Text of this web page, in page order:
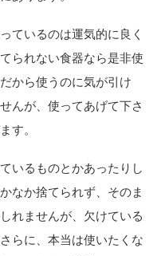
ているのは運気的に良く
られない食器なら是非使
から使うのに気が引け
んが、使ってあげて下さ
す。
いるものとかあったりし
なか捨てられず、そのま
れませんが、欠けている
らに、本当は使いたくな